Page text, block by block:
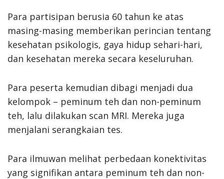
Para partisipan berusia 60 tahun ke atas
masing-masing memberikan perincian tentang
kesehatan psikologis, gaya hidup sehari-hari,
dan kesehatan mereka secara keseluruhan.
Para peserta kemudian dibagi menjadi dua
kelompok – peminum teh dan non-peminum
teh, lalu dilakukan scan MRI. Mereka juga
menjalani serangkaian tes.
Para ilmuwan melihat perbedaan konektivitas
yang signifikan antara peminum teh dan non-